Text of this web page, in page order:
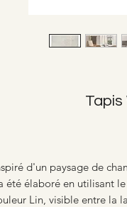
Tapis
d'un paysage de
été élaboré en utilisant
Lin, visible entre la